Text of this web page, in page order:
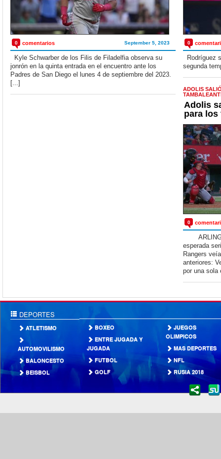
0 comentarios September 5, 2023
Kyle Schwarber de los Filis de Filadelfia observa su
jonrón en la quinta entrada en el encuentro ante los
Padres de San Diego el lunes 4 de septiembre del 2023.
[...]
0
Rodríguez
segunda
ADOLIS
Adolis
para los
0
esperada
Rangers
anteriores:
por una sola
DEPORTES
ATLETISMO
AUTOMOVILISMO
BALONCESTO
BEISBOL
BOXEO
ENTRE JUGADA Y
JUGADA
FUTBOL
GOLF
JUEGOS
OLIMPICOS
MAS DEPORTES
NFL
RUSIA 2018